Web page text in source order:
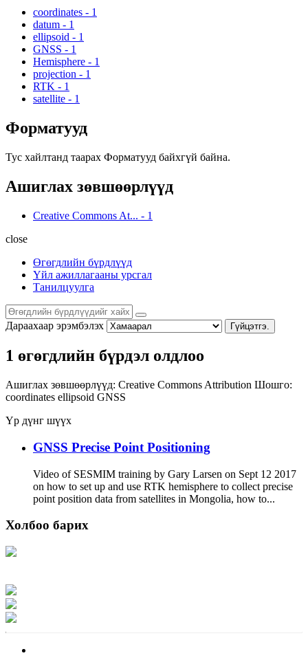
coordinates - 1
datum - 1
ellipsoid - 1
GNSS - 1
Hemisphere - 1
projection - 1
RTK - 1
satellite - 1
Форматууд
Тус хайлтанд таарах Форматууд байхгүй байна.
Ашиглах зөвшөөрлүүд
Creative Commons At... - 1
close
Өгөгдлийн бүрдлүүд
Үйл ажиллагааны урсгал
Танилцуулга
Дараахаар эрэмбэлэх Гүйцэтгэ.
1 өгөгдлийн бүрдэл олдлоо
Ашиглах зөвшөөрлүүд: Creative Commons Attribution Шошго:
coordinates ellipsoid GNSS
Үр дүнг шүүх
GNSS Precise Point Positioning
Video of SESMIM training by Gary Larsen on Sept 12 2017
on how to set up and use RTK hemisphere to collect precise
point position data from satellites in Mongolia, how to...
Холбоо барих